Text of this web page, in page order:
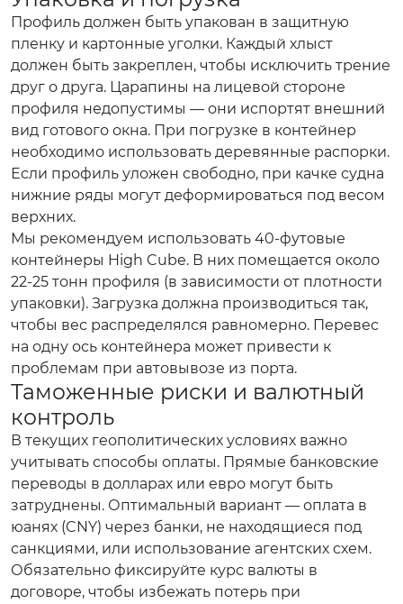
Профиль должен быть упакован в защитную
пленку и картонные уголки. Каждый хлыст
должен быть закреплен, чтобы исключить трение
друг о друга. Царапины на лицевой стороне
профиля недопустимы — они испортят внешний
вид готового окна. При погрузке в контейнер
необходимо использовать деревянные распорки.
Если профиль уложен свободно, при качке судна
нижние ряды могут деформироваться под весом
верхних.
Мы рекомендуем использовать 40-футовые
контейнеры High Cube. В них помещается около
22-25 тонн профиля (в зависимости от плотности
упаковки). Загрузка должна производиться так,
чтобы вес распределялся равномерно. Перевес
на одну ось контейнера может привести к
проблемам при автовывозе из порта.
Таможенные риски и валютный
контроль
В текущих геополитических условиях важно
учитывать способы оплаты. Прямые банковские
переводы в долларах или евро могут быть
затруднены. Оптимальный вариант — оплата в
юанях (CNY) через банки, не находящиеся под
санкциями, или использование агентских схем.
Обязательно фиксируйте курс валюты в
договоре, чтобы избежать потерь при